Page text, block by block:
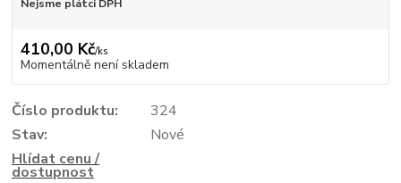
Nejsme plátci DPH
410,00 Kč/ks
Momentálně není skladem
Číslo produktu:
324
Stav:
Nové
Hlídat cenu /
dostupnost